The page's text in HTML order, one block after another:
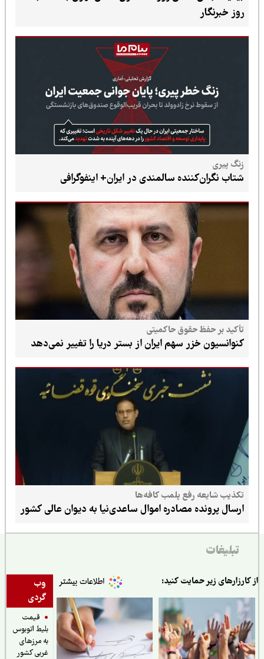
روز خبرنگار
زنگ پیری
شتاب نگران‌کننده سالمندی در ایران+ اینفوگرافی
تأکید بر حفظ حقوق حاکمیتی
کنوانسیون خزر سهم ایران از بستر دریا را تغییر نمی‌دهد
تکذیب شایعه رفع پلمب کافه‌ها
ارسال پرونده مصادره اموال ساعدی‌نیا به دیوان عالی کشور
تبلیغات
وب
گردی
قیمت
بلیط اتوبوس
به مرزهای
غربی کشور
زیر حمایت کنید: